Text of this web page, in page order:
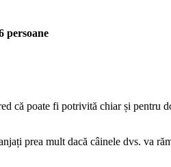
persoane
că poate fi potrivită chiar și
prea mult dacă câinele dvs. va